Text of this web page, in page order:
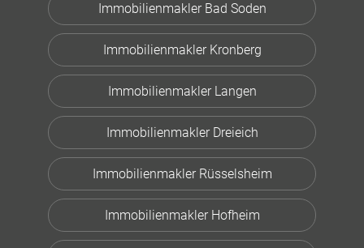
Immobilienmakler Bad Soden
Immobilienmakler Kronberg
Immobilienmakler Langen
Immobilienmakler Dreieich
Immobilienmakler Rüsselsheim
Immobilienmakler Hofheim